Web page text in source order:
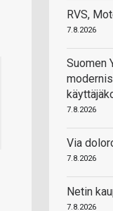
RVS,
7.8.2026
Suomen
7.8.2026
Via
7.8.2026
Netin
7.8.2026